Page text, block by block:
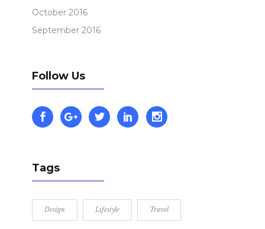
October 2016
September 2016
Follow Us
Tags
Design Lifestyle Travel